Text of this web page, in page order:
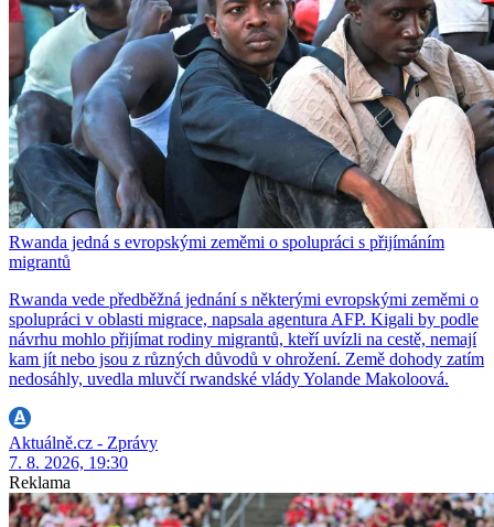
Rwanda jedná s evropskými zeměmi o spolupráci s přijímáním
migrantů
Rwanda vede předběžná jednání s některými evropskými zeměmi o
spolupráci v oblasti migrace, napsala agentura AFP. Kigali by podle
návrhu mohlo přijímat rodiny migrantů, kteří uvízli na cestě, nemají
kam jít nebo jsou z různých důvodů v ohrožení. Země dohody zatím
nedosáhly, uvedla mluvčí rwandské vlády Yolande Makoloová.
Aktuálně.cz - Zprávy
7. 8. 2026, 19:30
Reklama